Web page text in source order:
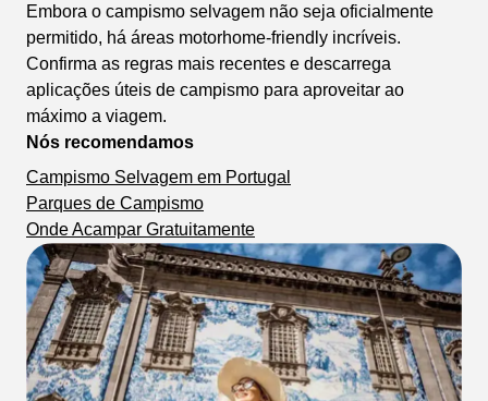
Embora o campismo selvagem não seja oficialmente
permitido, há áreas motorhome-friendly incríveis.
Confirma as regras mais recentes e descarrega
aplicações úteis de campismo para aproveitar ao
máximo a viagem.
Nós recomendamos
Campismo Selvagem em Portugal
Parques de Campismo
Onde Acampar Gratuitamente